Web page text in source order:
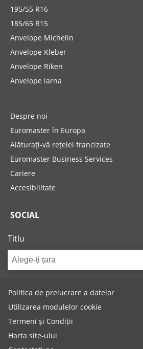
195/55 R16
185/65 R15
Anvelope Michelin
Anvelope Kleber
Anvelope Riken
Anvelope iarna
Despre noi
Euromaster în Europa
Alăturați-vă rețelei francizate
Euromaster Business Services
Cariere
Accesibilitate
SOCIAL
Titlu
Alege-ți țara
Politica de prelucrare a datelor
Utilizarea modulelor cookie
Termeni și Condiții
Harta site-ului